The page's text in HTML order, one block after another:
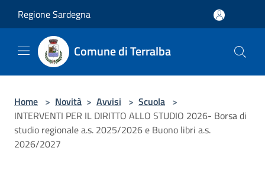
Regione Sardegna
Comune di Terralba
Home > Novità > Avvisi > Scuola >
INTERVENTI PER IL DIRITTO ALLO STUDIO 2026- Borsa di
studio regionale a.s. 2025/2026 e Buono libri a.s.
2026/2027